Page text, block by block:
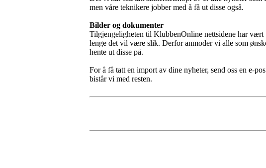
men våre teknikere jobber med å få ut disse også.
Bilder og dokumenter
Tilgjengeligheten til KlubbenOnline nettsidene har
lenge det vil være slik. Derfor anmoder vi alle som
hente ut disse på.
For å få tatt en import av dine nyheter, send oss en e-
bistår vi med resten.